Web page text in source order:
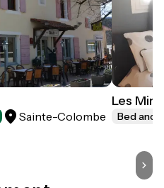
Sainte-Colombe
Les
Bed and